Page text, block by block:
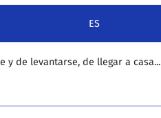
ES
y de levantarse, de llegar a casa...